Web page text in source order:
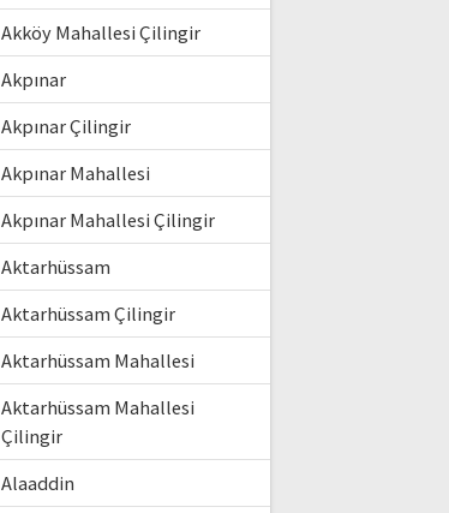
Akköy Mahallesi Çilingir
Akpınar
Akpınar Çilingir
Akpınar Mahallesi
Akpınar Mahallesi Çilingir
Aktarhüssam
Aktarhüssam Çilingir
Aktarhüssam Mahallesi
Aktarhüssam Mahallesi
Çilingir
Alaaddin